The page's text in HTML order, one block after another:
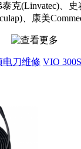
克(Linvatec)、
、康美
电刀维修 VIO